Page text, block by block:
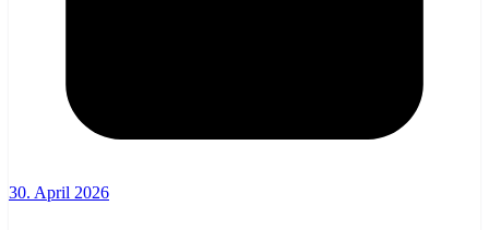
30. April 2026